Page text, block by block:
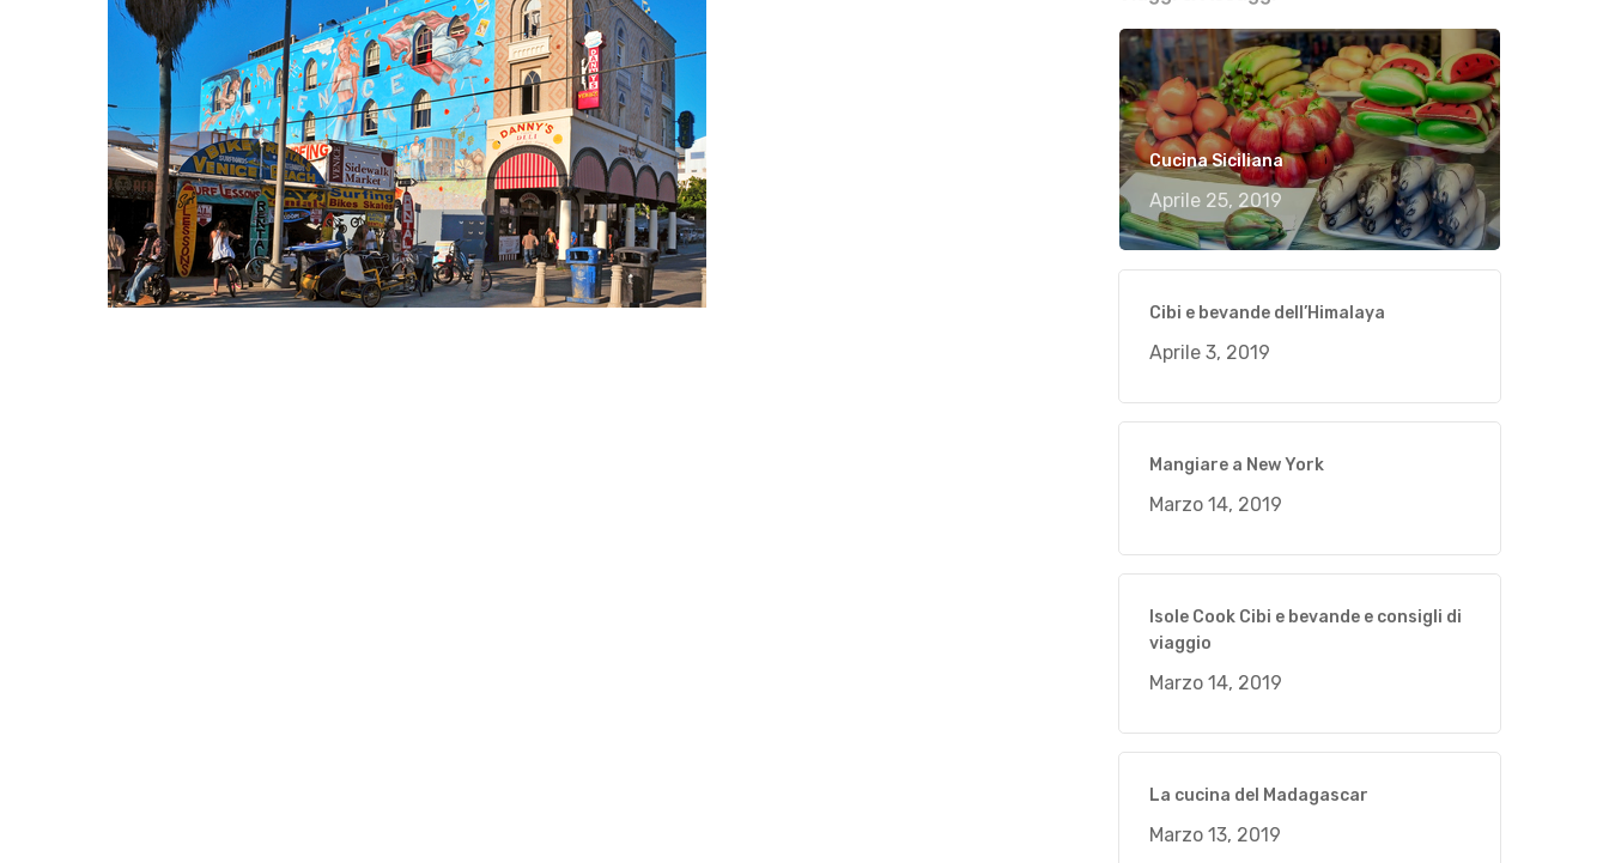
Hit enter to search or ESC to close
Cucina Siciliana
Aprile 25, 2019
Cibi e bevande dell’Himalaya
Aprile 3, 2019
Mangiare a New York
Marzo 14, 2019
Isole Cook Cibi e bevande e consigli di
viaggio
Marzo 14, 2019
La cucina del Madagascar
Marzo 13, 2019